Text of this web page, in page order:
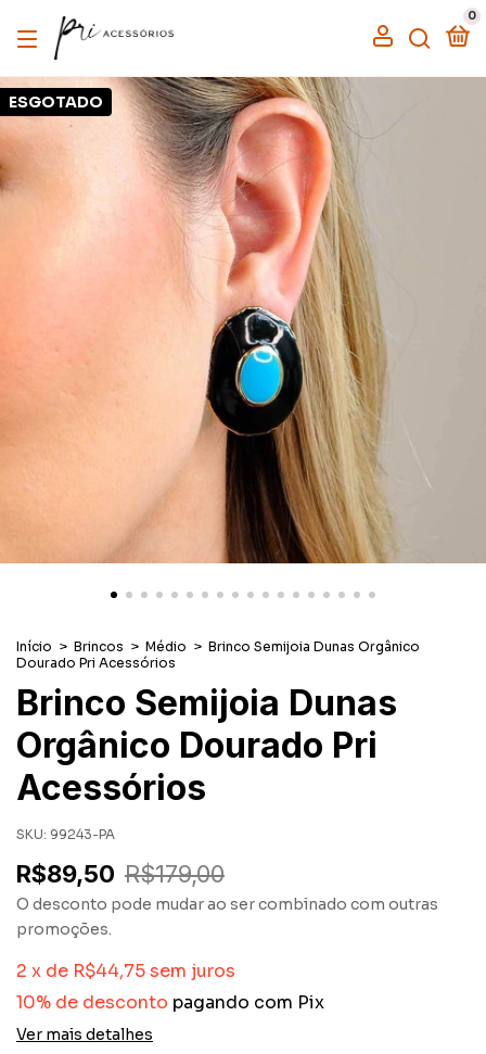
0
ESGOTADO
Início > Brincos > Médio > Brinco Semijoia Dunas Orgânico
Dourado Pri Acessórios
Brinco Semijoia Dunas
Orgânico Dourado Pri
Acessórios
SKU: 99243-PA
R$89,50 R$179,00
O desconto pode mudar ao ser combinado com outras
promoções.
2 x de R$44,75sem juros
10% de desconto pagando com Pix
Ver mais detalhes